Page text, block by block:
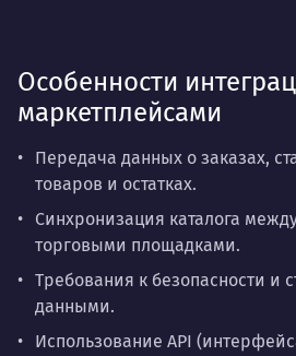
Особенности
маркетплейсами
Передача данных о заказах,
товаров и остатках.
Синхронизация каталога
торговыми площадками.
Требования к безопасности и
данными.
Использование API